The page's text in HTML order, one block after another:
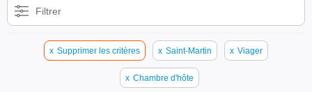
Filtrer
x Supprimer les critères x Saint-Martin x Viager
x Chambre d'hôte